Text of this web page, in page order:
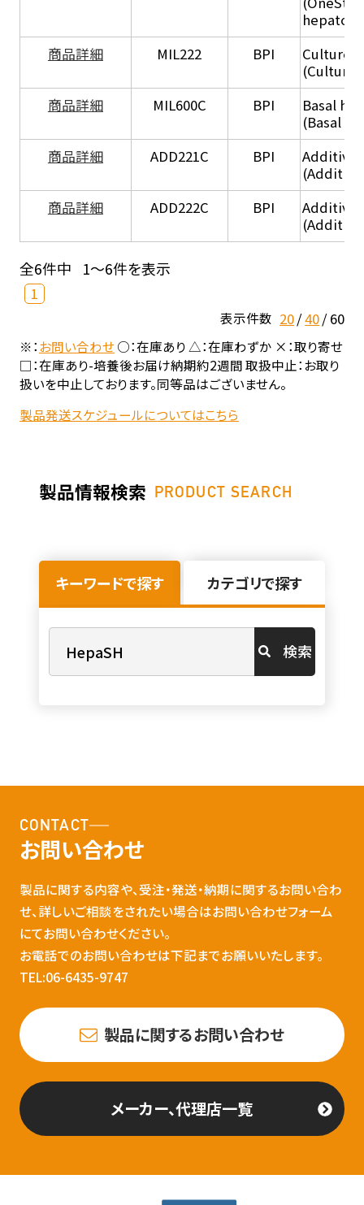
商品詳細
MIL222 BPI
Culture
(Culture
商品詳細
MIL600C BPI
Basal
(Basal
商品詳細
ADD221C BPI
商品詳細
ADD222C BPI
全6件中 1～6件を表示
1
表示件数 20 40 60
※：お問い合わせ○：在庫あり △：在庫わずか ×：取り寄せ
□：在庫あり-培養後お届け納期約2週間 取扱中止：お取り
扱いを中止しております。同等品はございません。
製品発送スケジュールについてはこちら
製品情報検索 PRODUCT SEARCH
キーワードで探す カテゴリで探す
検索
CONTACT
お問い合わせ
製品に関する内容や、受注・発送・納期に関するお問い合わ
せ、詳しいご相談をされたい場合はお問い合わせフォーム
にてお問い合わせください。
お電話でのお問い合わせは下記までお願いいたします。
TEL:06-6435-9747
製品に関するお問い合わせ
メーカー、代理店一覧